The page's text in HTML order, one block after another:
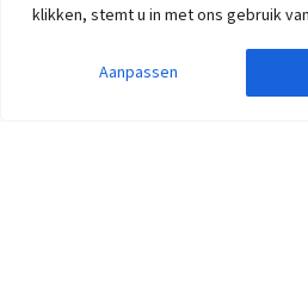
klikken, stemt u in met ons gebruik
Aanpassen